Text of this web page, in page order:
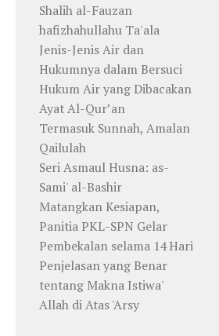
Shalih al-Fauzan
hafizhahullahu Ta'ala
Jenis-Jenis Air dan
Hukumnya dalam Bersuci
Hukum Air yang Dibacakan
Ayat Al-Qur’an
Termasuk Sunnah, Amalan
Qailulah
Seri Asmaul Husna: as-
Sami' al-Bashir
Matangkan Kesiapan,
Panitia PKL-SPN Gelar
Pembekalan selama 14 Hari
Penjelasan yang Benar
tentang Makna Istiwa'
Allah di Atas 'Arsy